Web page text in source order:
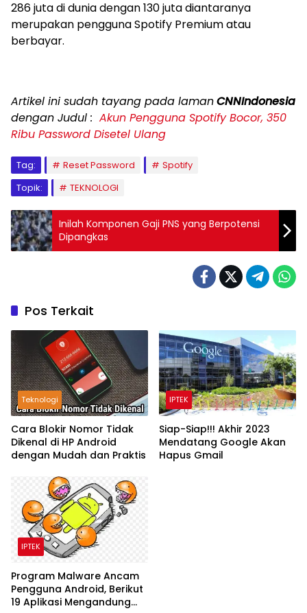
286 juta di dunia dengan 130 juta diantaranya
merupakan pengguna Spotify Premium atau
berbayar.
Artikel ini sudah tayang pada lamanCNNIndonesia
dengan Judul : Akun Pengguna Spotify Bocor, 350
Ribu Password Disetel Ulang
Tag: Reset Password
Spotify
Topik:
TEKNOLOGI
Inilah Komponen Gaji PNS yang Berpotensi
Dipangkas
Pos Terkait
Teknologi
Cara Blokir Nomor Tidak
Dikenal di HP Android
dengan Mudah dan Praktis
IPTEK
Siap-Siap!!! Akhir 2023
Mendatang Google Akan
Hapus Gmail
IPTEK
Program Malware Ancam
Pengguna Android, Berikut
19 Aplikasi Mengandung